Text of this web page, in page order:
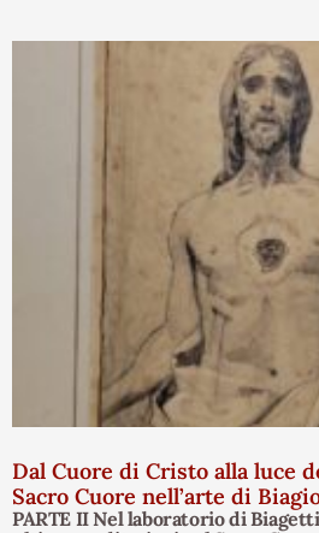
Dal Cuore di Cristo alla luce
Sacro Cuore nell’arte di
PARTE II Nel laboratorio di